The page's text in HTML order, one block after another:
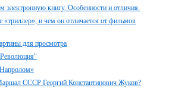
электронную книгу. Особенности и отличия.
«триллер», и чем он отличается от фильмов
для просмотра
СССР Георгий Константинович Жуков?